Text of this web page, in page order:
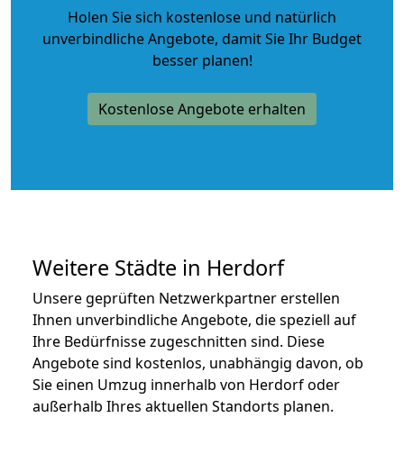
Holen Sie sich kostenlose und natürlich
unverbindliche Angebote, damit Sie Ihr Budget
besser planen!
Kostenlose Angebote erhalten
Weitere Städte in Herdorf
Unsere geprüften Netzwerkpartner erstellen
Ihnen unverbindliche Angebote, die speziell auf
Ihre Bedürfnisse zugeschnitten sind. Diese
Angebote sind kostenlos, unabhängig davon, ob
Sie einen Umzug innerhalb von Herdorf oder
außerhalb Ihres aktuellen Standorts planen.